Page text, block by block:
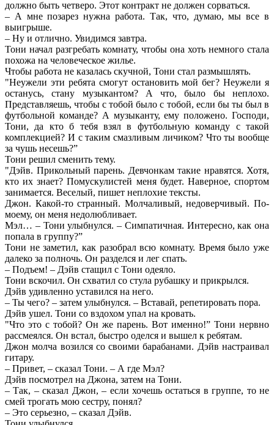
должно быть четверо. Этот контракт не должен сорваться.
– А мне позарез нужна работа. Так, что, думаю, мы все в
выигрыше.
– Ну и отлично. Увидимся завтра.
Тони начал разгребать комнату, чтобы она хоть немного стала
похожа на человеческое жилье.
Чтобы работа не казалась скучной, Тони стал размышлять.
"Неужели эти ребята смогут остановить мой бег? Неужели я
останусь, стану музыкантом? А что, было бы неплохо.
Представляешь, чтобы с тобой было с тобой, если бы ты был в
футбольной команде? А музыканту, ему положено. Господи,
Тони, да кто б тебя взял в футбольную команду с такой
комплекцией? И с таким смазливым личиком? Что ты вообще
за чушь несешь?”
Тони решил сменить тему.
"Дэйв. Прикольный парень. Девчонкам такие нравятся. Хотя,
кто их знает? Помускулистей меня будет. Наверное, спортом
занимается. Веселый, пишет неплохие тексты.
Джон. Какой-то странный. Молчаливый, недоверчивый. По-
моему, он меня недолюбливает.
Мэл… – Тони улыбнулся. – Симпатичная. Интересно, как она
попала в группу?”
Тони не заметил, как разобрал всю комнату. Время было уже
далеко за полночь. Он разделся и лег спать.
– Подъем! – Дэйв стащил с Тони одеяло.
Тони вскочил. Он схватил со стула рубашку и прикрылся.
Дэйв удивленно уставился на него.
– Ты чего? – затем улыбнулся. – Вставай, репетировать пора.
Дэйв ушел. Тони со вздохом упал на кровать.
"Что это с тобой? Он же парень. Вот именно!” Тони нервно
рассмеялся. Он встал, быстро оделся и вышел к ребятам.
Джон молча возился со своими барабанами. Дэйв настраивал
гитару.
– Привет, – сказал Тони. – А где Мэл?
Дэйв посмотрел на Джона, затем на Тони.
– Так, – сказал Джон, – если хочешь остаться в группе, то не
смей трогать мою сестру, понял?
– Это серьезно, – сказал Дэйв.